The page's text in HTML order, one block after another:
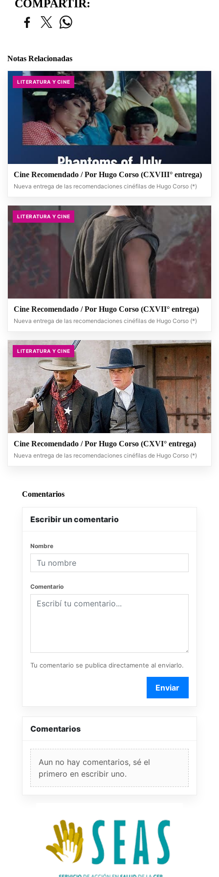
COMPARTIR:
Notas Relacionadas
LITERATURA Y CINE
Cine Recomendado / Por Hugo Corso (CXVIII° entrega)
Nueva entrega de las recomendaciones cinéfilas de Hugo Corso (*)
LITERATURA Y CINE
Cine Recomendado / Por Hugo Corso (CXVII° entrega)
Nueva entrega de las recomendaciones cinéfilas de Hugo Corso (*)
LITERATURA Y CINE
Cine Recomendado / Por Hugo Corso (CXVI° entrega)
Nueva entrega de las recomendaciones cinéfilas de Hugo Corso (*)
Comentarios
Escribir un comentario
Nombre
Comentario
Tu comentario se publica directamente al enviarlo.
Enviar
Comentarios
Aun no hay comentarios, sé el
primero en escribir uno.